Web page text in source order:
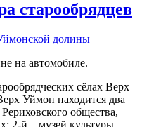
старообрядцев
на автомобиле.
сёлах Верх
Уймон находится два
общества,
2-й – музей культуры